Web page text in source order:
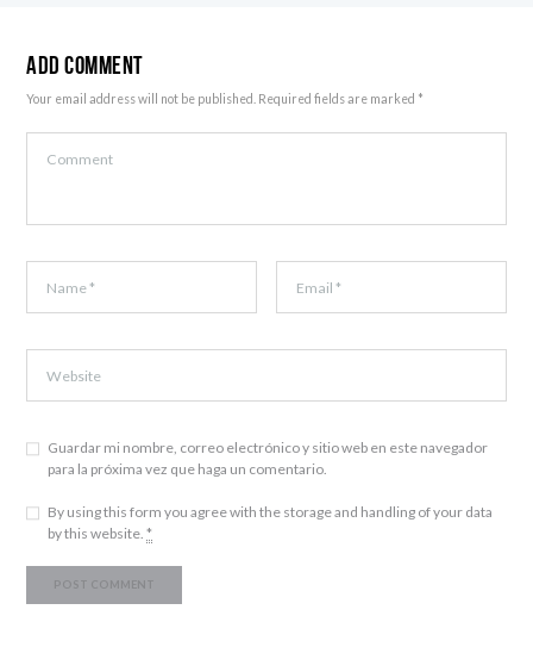
Add Comment
Your email address will not be published. Required fields are marked *
Guardar mi nombre, correo electrónico y sitio web en este navegador
para la próxima vez que haga un comentario.
By using this form you agree with the storage and handling of your data
by this website.*